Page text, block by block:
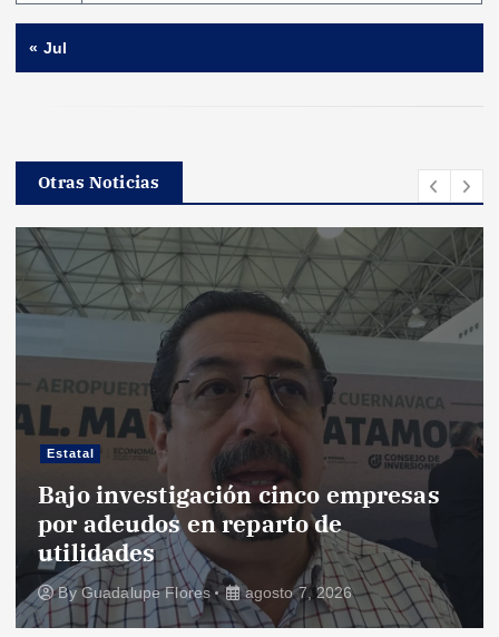
« Jul
Otras Noticias
Estatal
Bajo investigación cinco empresas
por adeudos en reparto de
utilidades
ByGuadalupe Flores agosto 7, 2026